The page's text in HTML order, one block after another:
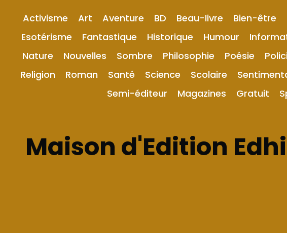
Activisme Art Aventure BD Beau-livre Bien-être
Esotérisme
Fantastique Historique Humour
Nature
Nouvelles Sombre Philosophie Poésie
Religion
Roman Santé Science Scolaire
Semi-éditeur
Magazines Gratuit
Maison d'Edition